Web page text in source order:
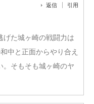
返信 引用
げた城ヶ崎の戦闘力は
中と正面からやり合え
。そもそも城ヶ崎のヤ